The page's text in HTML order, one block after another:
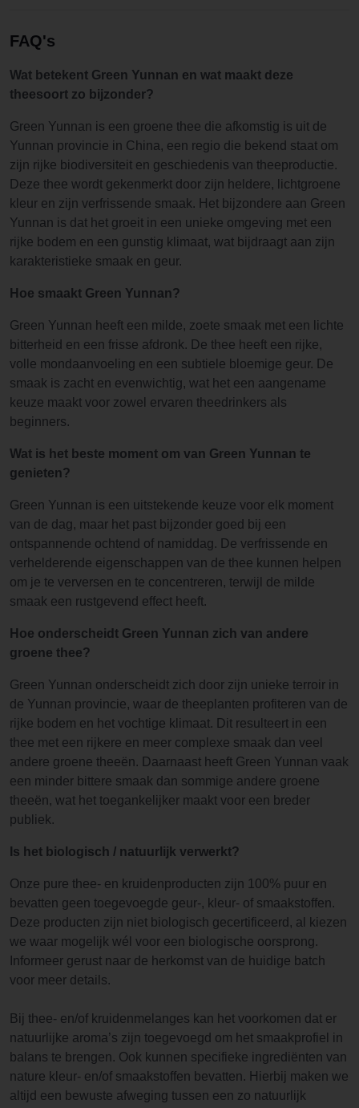
FAQ's
Wat betekent Green Yunnan en wat maakt deze
theesoort zo bijzonder?
Green Yunnan is een groene thee die afkomstig is uit de
Yunnan provincie in China, een regio die bekend staat om
zijn rijke biodiversiteit en geschiedenis van theeproductie.
Deze thee wordt gekenmerkt door zijn heldere, lichtgroene
kleur en zijn verfrissende smaak. Het bijzondere aan Green
Yunnan is dat het groeit in een unieke omgeving met een
rijke bodem en een gunstig klimaat, wat bijdraagt aan zijn
karakteristieke smaak en geur.
Hoe smaakt Green Yunnan?
Green Yunnan heeft een milde, zoete smaak met een lichte
bitterheid en een frisse afdronk. De thee heeft een rijke,
volle mondaanvoeling en een subtiele bloemige geur. De
smaak is zacht en evenwichtig, wat het een aangename
keuze maakt voor zowel ervaren theedrinkers als
beginners.
Wat is het beste moment om van Green Yunnan te
genieten?
Green Yunnan is een uitstekende keuze voor elk moment
van de dag, maar het past bijzonder goed bij een
ontspannende ochtend of namiddag. De verfrissende en
verhelderende eigenschappen van de thee kunnen helpen
om je te verversen en te concentreren, terwijl de milde
smaak een rustgevend effect heeft.
Hoe onderscheidt Green Yunnan zich van andere
groene thee?
Green Yunnan onderscheidt zich door zijn unieke terroir in
de Yunnan provincie, waar de theeplanten profiteren van de
rijke bodem en het vochtige klimaat. Dit resulteert in een
thee met een rijkere en meer complexe smaak dan veel
andere groene theeën. Daarnaast heeft Green Yunnan vaak
een minder bittere smaak dan sommige andere groene
theeën, wat het toegankelijker maakt voor een breder
publiek.
Is het biologisch / natuurlijk verwerkt?
Onze pure thee- en kruidenproducten zijn 100% puur en
bevatten geen toegevoegde geur-, kleur- of smaakstoffen.
Deze producten zijn niet biologisch gecertificeerd, al kiezen
we waar mogelijk wél voor een biologische oorsprong.
Informeer gerust naar de herkomst van de huidige batch
voor meer details.
Bij thee- en/of kruidenmelanges kan het voorkomen dat er
natuurlijke aroma’s zijn toegevoegd om het smaakprofiel in
balans te brengen. Ook kunnen specifieke ingrediënten van
nature kleur- en/of smaakstoffen bevatten. Hierbij maken we
altijd een bewuste afweging tussen een zo natuurlijk